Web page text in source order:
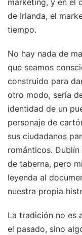
marketing, y en el
de Irlanda, el
tiempo.
No hay nada de
que seamos
construido para
otro modo, sería
identidad de un
personaje de
sus ciudadanos
románticos.
de taberna, pero
leyenda al
nuestra propia
La tradición no es
el pasado, sino